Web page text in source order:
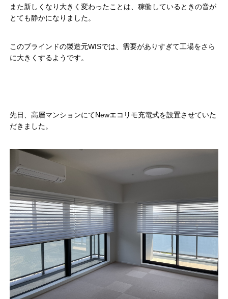
また新しくなり大きく変わったことは、稼働しているときの音が
とても静かになりました。
このブラインドの製造元WISでは、需要がありすぎて工場をさら
に大きくするようです。
先日、高層マンションにてNewエコリモ充電式を設置させていた
だきました。